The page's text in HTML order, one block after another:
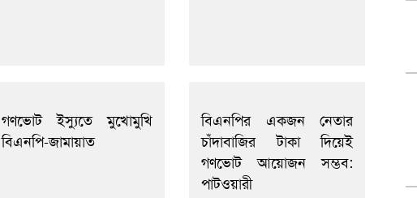
গণভোট ইস্যুতে মুখোমুখি
বিএনপি-জামায়াত
বিএনপির একজন নেতার
চাঁদাবাজির টাকা দিয়েই
গণভোট আয়োজন সম্ভব:
পাটওয়ারী